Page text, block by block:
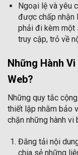
Ngoại lệ và yêu
được chấp nhận
phải đi kèm một
truy cập, trỏ về
Những Hành
Web?
Những quy tắc
thiết lập nhằm bảo
chặn những hành vi
Đăng tải nội
chia sẻ những